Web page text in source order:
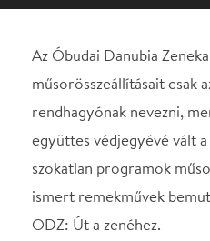
szokatlan programok műsorra
ODZ: Út a zenéhez.
kezdi 2020/2021-es évadát –
a zenekar egészségének
Idén is számos meghatározó,